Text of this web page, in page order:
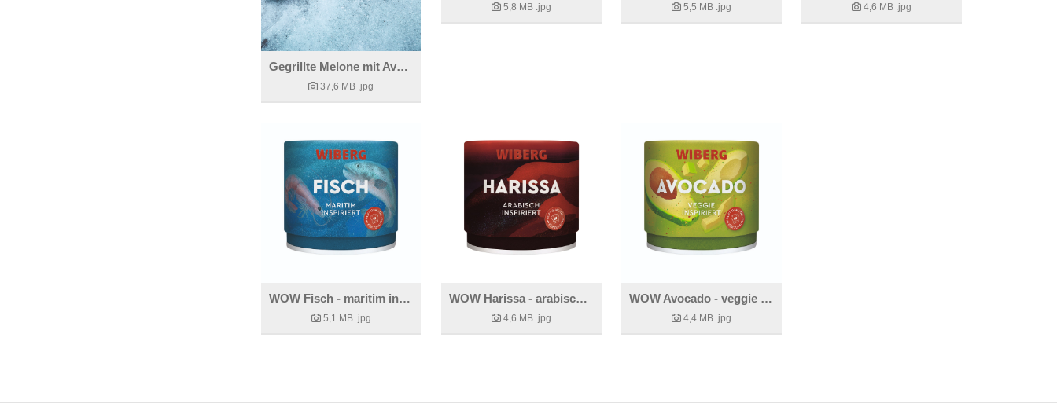
Gegrillte Melone mit Avocado und Dip
37,6 MB .jpg
5,8 MB .jpg 5,5 MB .jpg 4,6 MB .jpg
WOW Fisch - maritim inspiriert
5,1 MB .jpg
WOW Harissa - arabisch inspiriert
4,6 MB .jpg
WOW Avocado - veggie inspiriert
4,4 MB .jpg